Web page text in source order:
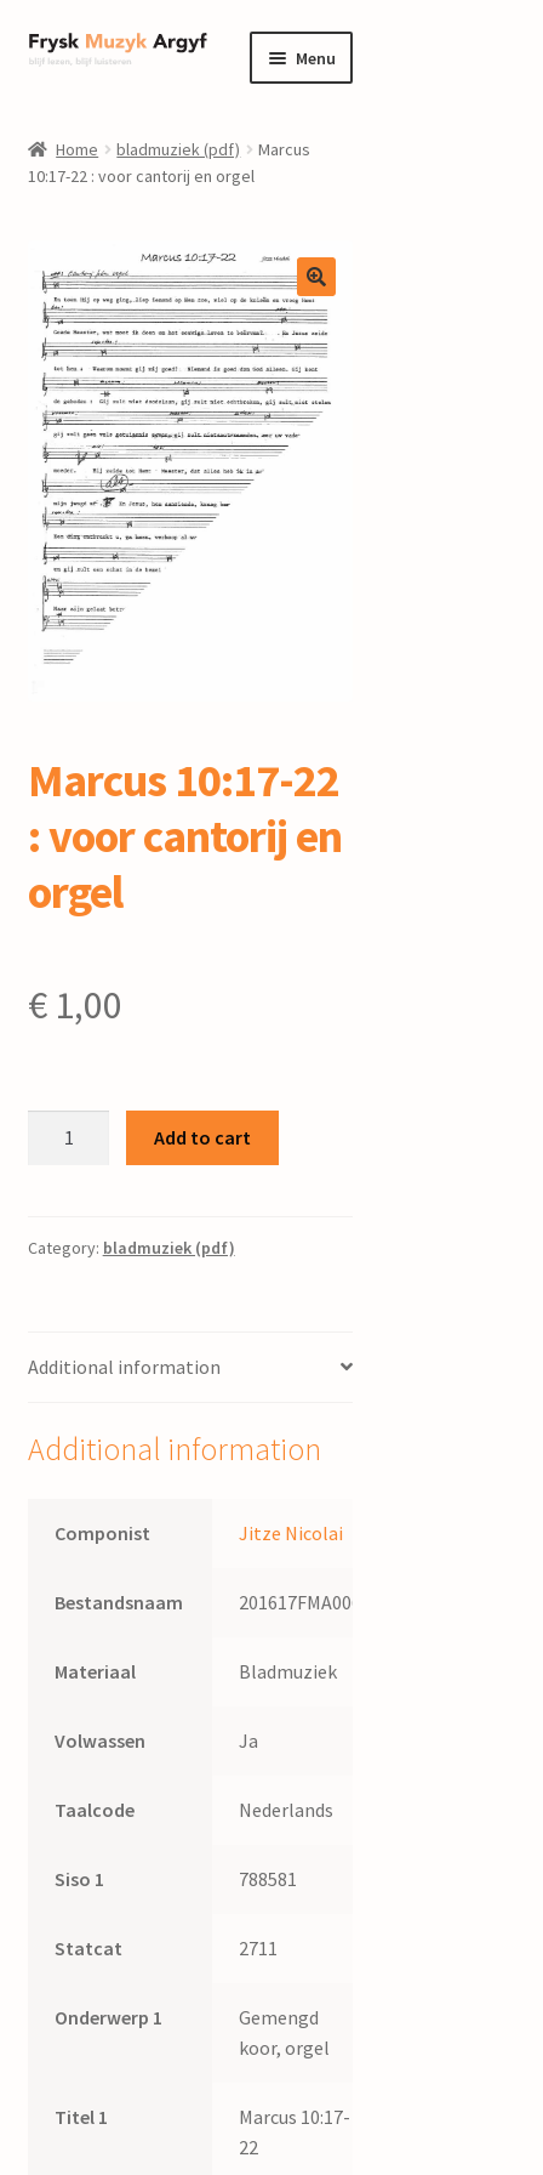
Ga
door
navigatie
Ga
naar
inhoud
Menu
informatie
uitvouwen
Componisten
nieuws
events
contact
mijn account
Home bladmuziek (pdf)
Marcus
10:17-22 : voor cantorij en orgel
Marcus 10:17-22
: voor cantorij en
orgel
€1,00
voor
quantity
Add to cart
Category: bladmuziek (pdf)
Additional information
Additional information
Componist Jitze Nicolai
Bestandsnaam 201617FMA006
Materiaal Bladmuziek
Volwassen Ja
Taalcode Nederlands
Siso 1 788581
Statcat 2711
Onderwerp 1
Gemengd
koor, orgel
Titel 1
Marcus 10:17-
22